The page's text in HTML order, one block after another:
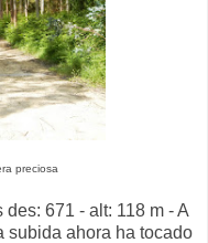
preciosa
671 - alt: 118 m - A
subida ahora ha tocado